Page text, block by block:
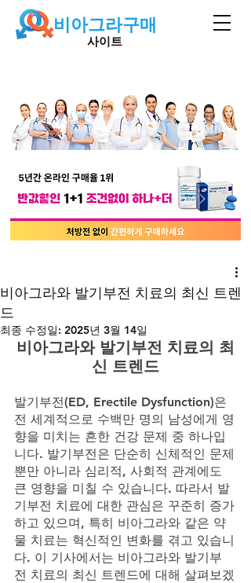
비아그라구매
사이트
비아그라와 발기부전 치료의 최신 트렌
드
최종 수정일: 2025년 3월 14일
비아그라와 발기부전 치료의 최
신 트렌드
발기부전(ED, Erectile Dysfunction)은
전 세계적으로 수백만 명의 남성에게 영
향을 미치는 흔한 건강 문제 중 하나입
니다. 발기부전은 단순히 신체적인 문제
뿐만 아니라 심리적, 사회적 관계에도
큰 영향을 미칠 수 있습니다. 따라서 발
기부전 치료에 대한 관심은 꾸준히 증가
하고 있으며, 특히 비아그라와 같은 약
물 치료는 혁신적인 변화를 겪고 있습니
다. 이 기사에서는 비아그라와 발기부
전 치료의 최신 트렌드에 대해 살펴보겠